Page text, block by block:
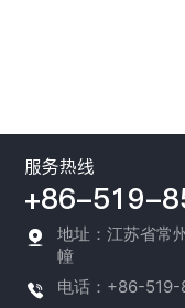
服务热线
+86-519-
地址：江苏省常
幢
电话：+86-